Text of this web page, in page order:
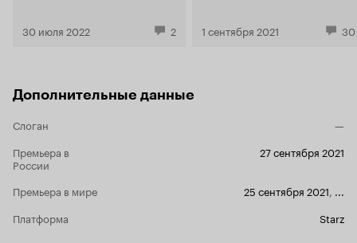
30 июля 2022 2 1 сентября 2021 30
Дополнительные данные
Слоган
—
Премьера в
России
27 сентября 2021
Премьера в мире 25 сентября 2021
Платформа
Starz